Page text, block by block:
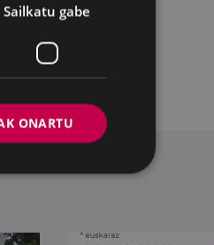
Sailkatu gabe
ONARTU